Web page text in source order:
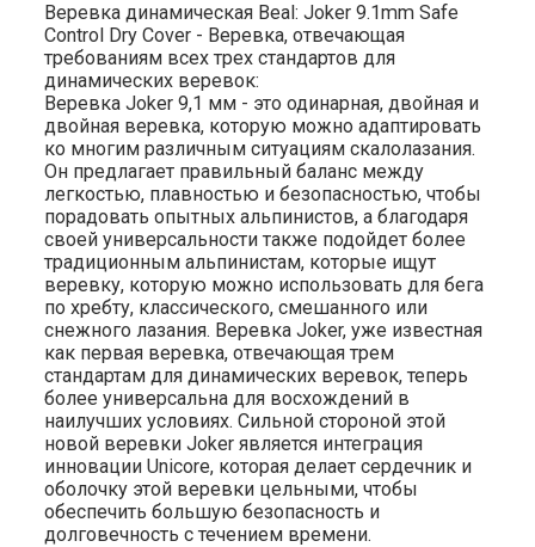
Веревка динамическая Beal: Joker 9.1mm Safe
Control Dry Cover - Веревка, отвечающая
требованиям всех трех стандартов для
динамических веревок:
Веревка Joker 9,1 мм - это одинарная, двойная и
двойная веревка, которую можно адаптировать
ко многим различным ситуациям скалолазания.
Он предлагает правильный баланс между
легкостью, плавностью и безопасностью, чтобы
порадовать опытных альпинистов, а благодаря
своей универсальности также подойдет более
традиционным альпинистам, которые ищут
веревку, которую можно использовать для бега
по хребту, классического, смешанного или
снежного лазания. Веревка Joker, уже известная
как первая веревка, отвечающая трем
стандартам для динамических веревок, теперь
более универсальна для восхождений в
наилучших условиях. Сильной стороной этой
новой веревки Joker является интеграция
инновации Unicore, которая делает сердечник и
оболочку этой веревки цельными, чтобы
обеспечить большую безопасность и
долговечность с течением времени.